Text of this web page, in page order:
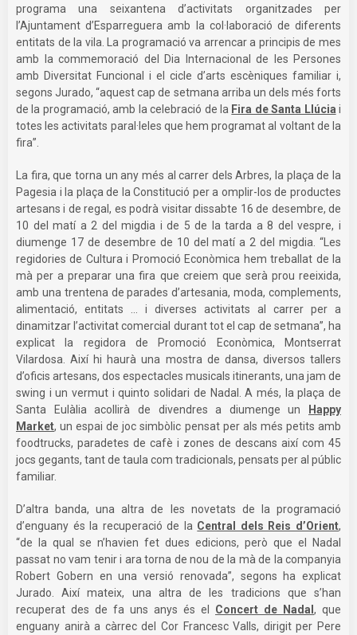
programa una seixantena d’activitats organitzades per
l’Ajuntament d’Esparreguera amb la col·laboració de diferents
entitats de la vila. La programació va arrencar a principis de mes
amb la commemoració del Dia Internacional de les Persones
amb Diversitat Funcional i el cicle d’arts escèniques familiar i,
segons Jurado, “aquest cap de setmana arriba un dels més forts
de la programació, amb la celebració de la Fira de Santa Llúcia i
totes les activitats paral·leles que hem programat al voltant de la
fira”.
La fira, que torna un any més al carrer dels Arbres, la plaça de la
Pagesia i la plaça de la Constitució per a omplir-los de productes
artesans i de regal, es podrà visitar dissabte 16 de desembre, de
10 del matí a 2 del migdia i de 5 de la tarda a 8 del vespre, i
diumenge 17 de desembre de 10 del matí a 2 del migdia. “Les
regidories de Cultura i Promoció Econòmica hem treballat de la
mà per a preparar una fira que creiem que serà prou reeixida,
amb una trentena de parades d’artesania, moda, complements,
alimentació, entitats ... i diverses activitats al carrer per a
dinamitzar l’activitat comercial durant tot el cap de setmana”, ha
explicat la regidora de Promoció Econòmica, Montserrat
Vilardosa. Així hi haurà una mostra de dansa, diversos tallers
d’oficis artesans, dos espectacles musicals itinerants, una jam de
swing i un vermut i quinto solidari de Nadal. A més, la plaça de
Santa Eulàlia acollirà de divendres a diumenge un
Happy
Market, un espai de joc simbòlic pensat per als més petits amb
foodtrucks, paradetes de cafè i zones de descans així com 45
jocs gegants, tant de taula com tradicionals, pensats per al públic
familiar.
D’altra banda, una altra de les novetats de la programació
d’enguany és la recuperació de la Central dels Reis d’Orient,
“de la qual se n’havien fet dues edicions, però que el Nadal
passat no vam tenir i ara torna de nou de la mà de la companyia
Robert Gobern en una versió renovada”, segons ha explicat
Jurado. Així mateix, una altra de les tradicions que s’han
recuperat des de fa uns anys és el Concert de Nadal , que
enguany anirà a càrrec del Cor Francesc Valls, dirigit per Pere